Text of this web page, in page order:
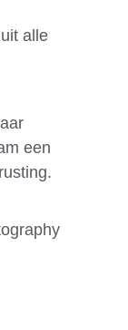
alle
een